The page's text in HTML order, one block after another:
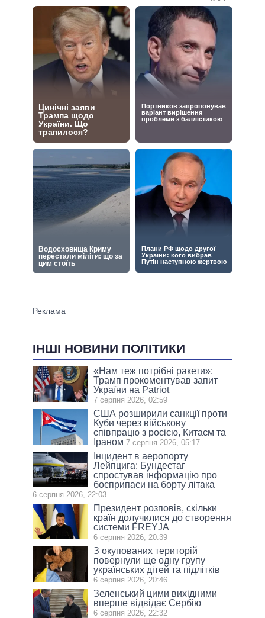
ІНШІ НОВИНИ ПОЛІТИКИ
«Нам теж потрібні ракети»:
Трамп прокоментував запит
України на Patriot
7 серпня 2026, 02:59
США розширили санкції проти
Куби через військову
співпрацю з росією, Китаєм та
Іраном 7 серпня 2026, 05:17
Інцидент в аеропорту
Лейпцига: Бундестаг
спростував інформацію про
боєприпаси на борту літака
6 серпня 2026, 22:03
Президент розповів, скільки
країн долучилися до створення
системи FREYJA
6 серпня 2026, 20:39
З окупованих територій
повернули ще одну групу
українських дітей та підлітків
6 серпня 2026, 20:46
Зеленський цими вихідними
вперше відвідає Сербію
6 серпня 2026, 22:32